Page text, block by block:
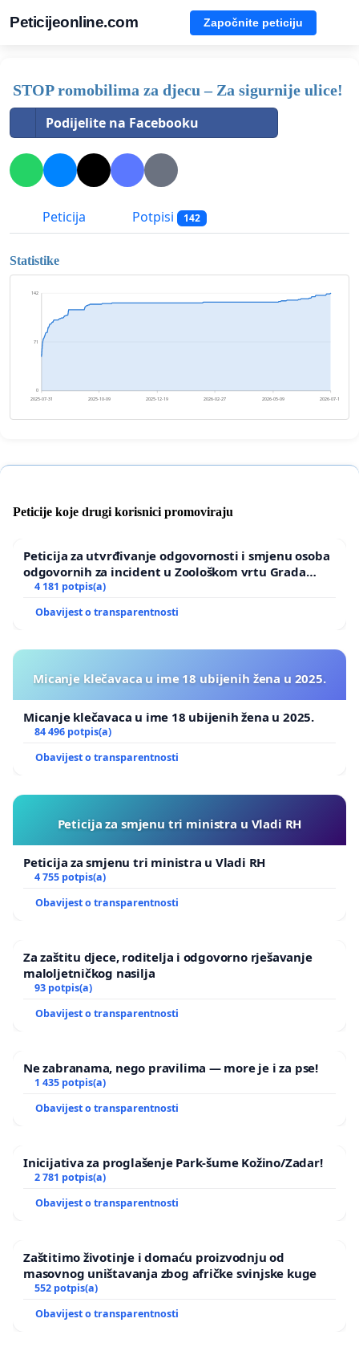
Peticijeonline.com Započnite peticiju
STOP romobilima za djecu – Za sigurnije ulice!
Podijelite na Facebooku
Peticija Potpisi 142
Statistike
0
71
142
2025-07-31 2025-10-09 2025-12-19 2026-02-27 2026-05-09 2026-07-18
Peticije koje drugi korisnici promoviraju
Peticija za utvrđivanje odgovornosti i smjenu osoba
odgovornih za incident u Zoološkom vrtu Grada
Zagreba
4 181 potpis(a)
Obavijest o transparentnosti
Micanje klečavaca u ime 18 ubijenih žena u 2025.
Micanje klečavaca u ime 18 ubijenih žena u 2025.
84 496 potpis(a)
Obavijest o transparentnosti
Peticija za smjenu tri ministra u Vladi RH
Peticija za smjenu tri ministra u Vladi RH
4 755 potpis(a)
Obavijest o transparentnosti
Za zaštitu djece, roditelja i odgovorno rješavanje
maloljetničkog nasilja
93 potpis(a)
Obavijest o transparentnosti
Ne zabranama, nego pravilima — more je i za pse!
1 435 potpis(a)
Obavijest o transparentnosti
Inicijativa za proglašenje Park-šume Kožino/Zadar!
2 781 potpis(a)
Obavijest o transparentnosti
Zaštitimo životinje i domaću proizvodnju od
masovnog uništavanja zbog afričke svinjske kuge
552 potpis(a)
Obavijest o transparentnosti